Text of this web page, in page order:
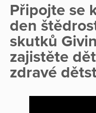
Připojte se
den
skutků
zajistěte
zdravé